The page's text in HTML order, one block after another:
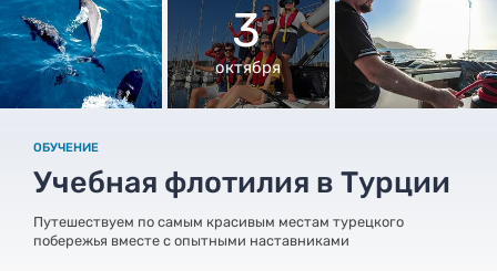
3
октября
ОБУЧЕНИЕ
Учебная флотилия в Турции
Путешествуем по самым красивым местам турецкого
побережья вместе с опытными наставниками